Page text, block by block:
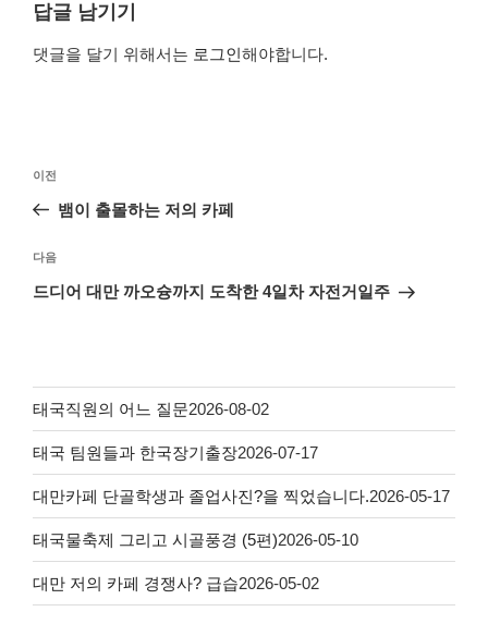
답글 남기기
댓글을 달기 위해서는 로그인해야합니다.
이전
뱀이 출몰하는 저의 카페
다음
드디어 대만 까오슝까지 도착한 4일차 자전거일주
태국직원의 어느 질문2026-08-02
태국 팀원들과 한국장기출장2026-07-17
대만카페 단골학생과 졸업사진?을 찍었습니다.2026-05-17
태국물축제 그리고 시골풍경 (5편)2026-05-10
대만 저의 카페 경쟁사? 급습2026-05-02